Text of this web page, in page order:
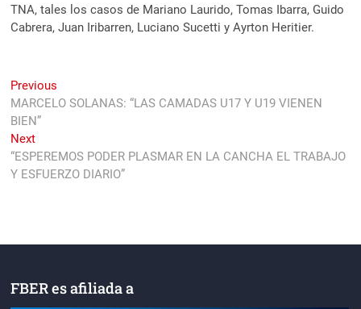
TNA, tales los casos de Mariano Laurido, Tomas Ibarra, Guido
Cabrera, Juan Iribarren, Luciano Sucetti y Ayrton Heritier.
Navegación
de
entradas
Previous
post:
MARCELO SOLANAS: “LAS CAMADAS U17 Y U19 VIENEN
BIEN”
NextNext
post:
“ESPEREMOS PODER PLASMAR EN LA CANCHA EL TRABAJO
Y ESFUERZO DIARIO”
FBER es afiliada a